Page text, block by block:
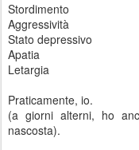
Stordimento
Aggressività
Stato depressivo
Apatia
Letargia
Praticamente, io.
(a giorni alterni, ho
nascosta).